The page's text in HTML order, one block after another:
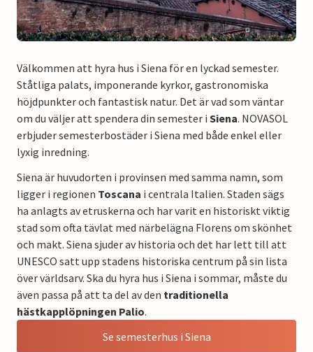
Välkommen att hyra hus i Siena för en lyckad semester.
Ståtliga palats, imponerande kyrkor, gastronomiska
höjdpunkter och fantastisk natur. Det är vad som väntar
om du väljer att spendera din semester i Siena. NOVASOL
erbjuder semesterbostäder i Siena med både enkel eller
lyxig inredning.
Siena är huvudorten i provinsen med samma namn, som
ligger i regionen Toscana i centrala Italien. Staden sägs
ha anlagts av etruskerna och har varit en historiskt viktig
stad som ofta tävlat med närbelägna Florens om skönhet
och makt. Siena sjuder av historia och det har lett till att
UNESCO satt upp stadens historiska centrum på sin lista
över världsarv. Ska du hyra hus i Siena i sommar, måste du
även passa på att ta del av den traditionella
hästkapplöpningen Palio.
Se semesterhus i Siena